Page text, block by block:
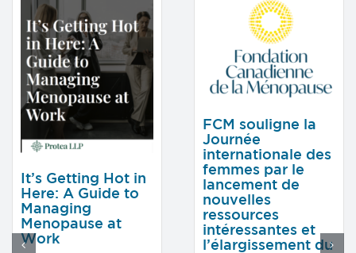
It’s Getting Hot in
Here: A Guide to
Managing
Menopause at
Work
FCM souligne la
Journée
internationale des
femmes par le
lancement de
nouvelles
ressources
intéressantes et
l’élargissement du